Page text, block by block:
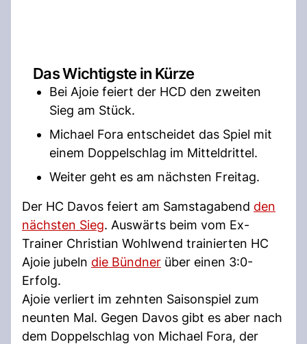
Das Wichtigste in Kürze
Bei Ajoie feiert der HCD den zweiten
Sieg am Stück.
Michael Fora entscheidet das Spiel mit
einem Doppelschlag im Mitteldrittel.
Weiter geht es am nächsten Freitag.
Der HC Davos feiert am Samstagabend den
nächsten Sieg. Auswärts beim vom Ex-
Trainer Christian Wohlwend trainierten HC
Ajoie jubeln die Bündner über einen 3:0-
Erfolg.
Ajoie verliert im zehnten Saisonspiel zum
neunten Mal. Gegen Davos gibt es aber nach
dem Doppelschlag von Michael Fora, der